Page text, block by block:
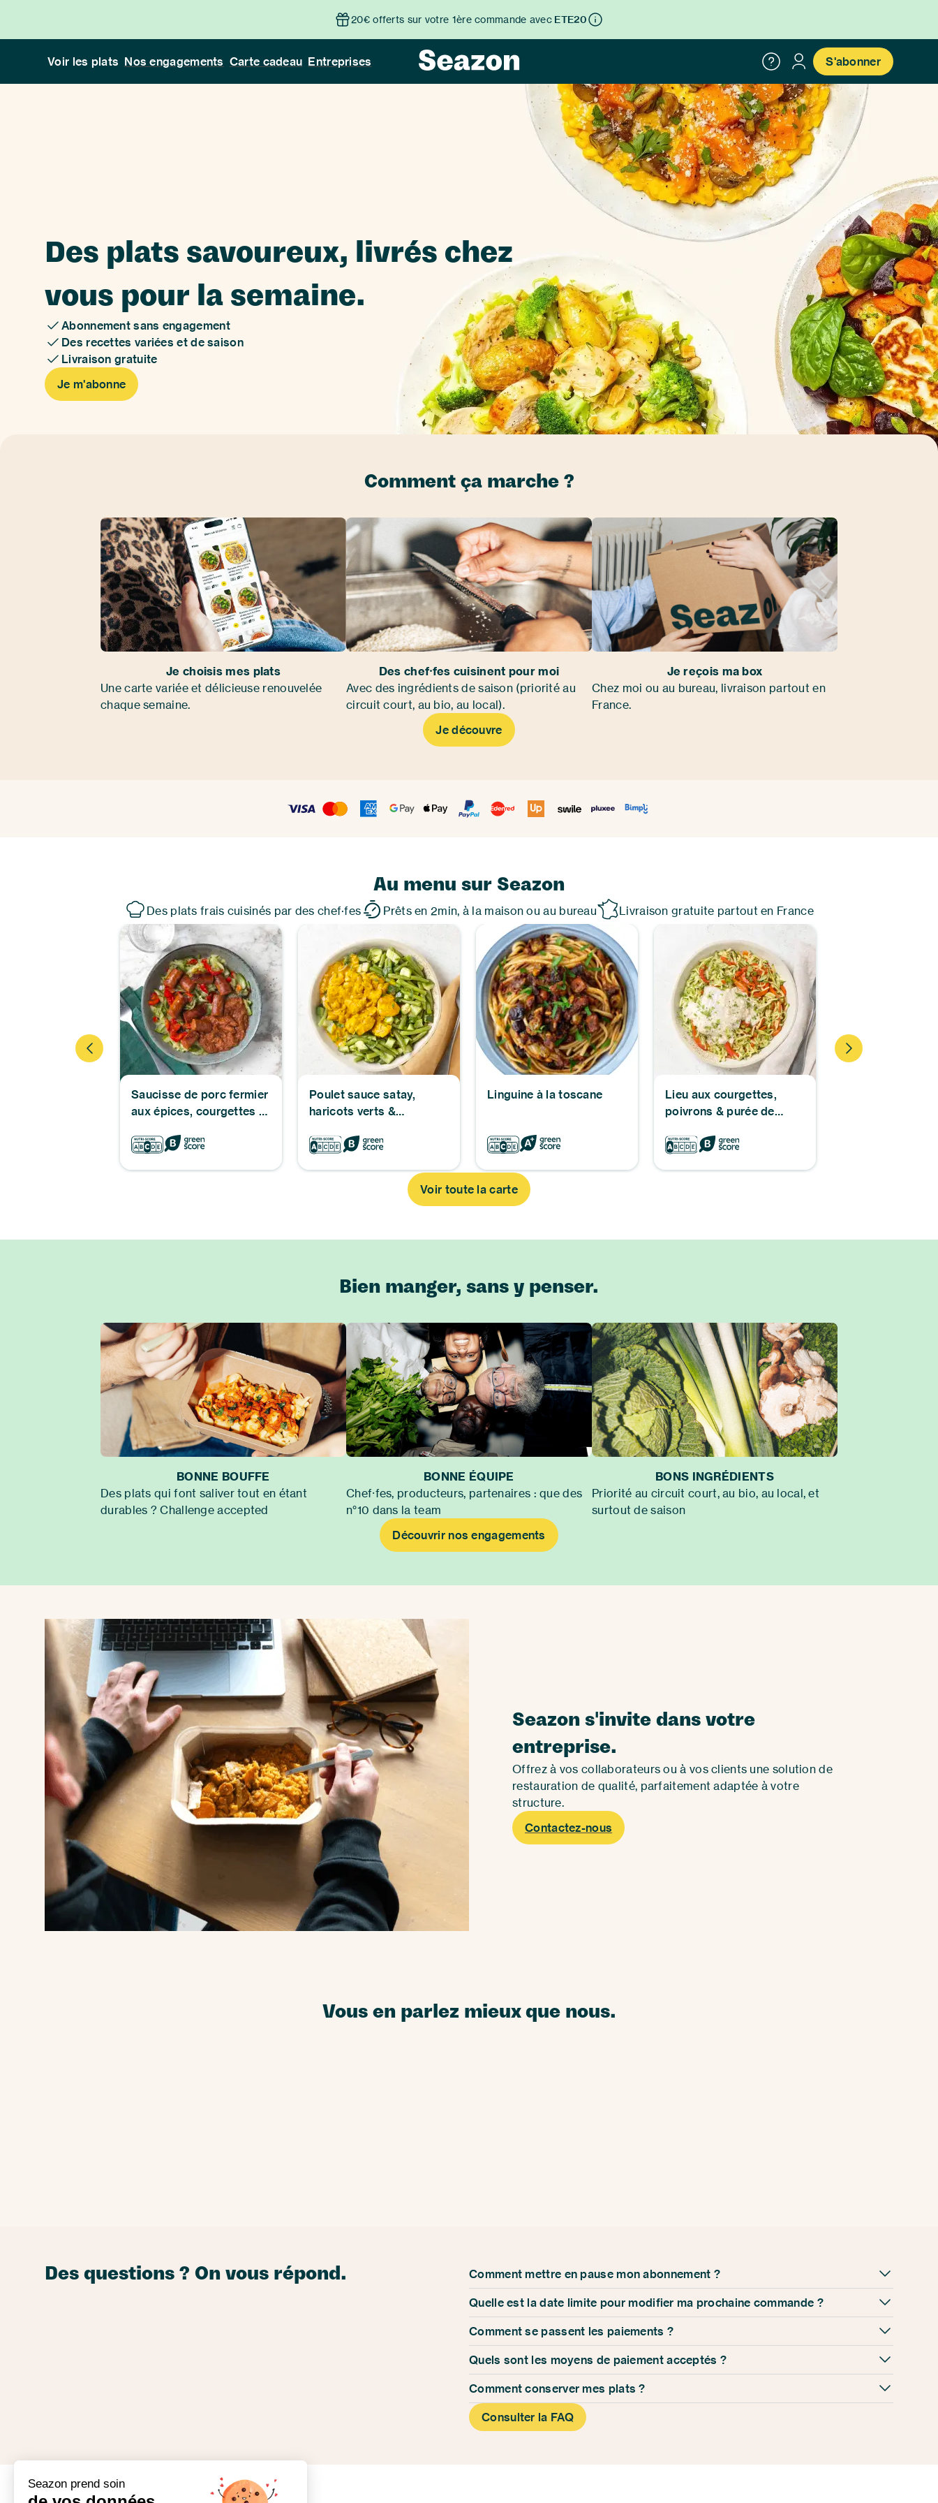
Seazon prend soin
20€ offerts sur votre 1ère commande avec ETE20
Voir les plats Nos engagements Carte cadeau Entreprises S'abonner
Des plats savoureux, livrés chez
vous pour la semaine.
Abonnement sans engagement
Des recettes variées et de saison
Livraison gratuite
Je m'abonne
Comment ça marche ?
Je choisis mes plats
Une carte variée et délicieuse renouvelée
chaque semaine.
Des chef⸱fes cuisinent pour moi
Avec des ingrédients de saison (priorité au
circuit court, au bio, au local).
Je reçois ma box
Chez moi ou au bureau, livraison partout en
France.
Je découvre
Au menu sur Seazon
Des plats frais cuisinés par des chef·fes Prêts en 2min, à la maison ou au bureau Livraison gratuite partout en France
Saucisse de porc fermier
aux épices, courgettes &
Poulet sauce satay,
haricots verts &
Linguine à la toscane
Lieu aux courgettes,
poivrons & purée de
Voir toute la carte
Bien manger, sans y penser.
BONNE BOUFFE
Des plats qui font saliver tout en étant
durables ? Challenge accepted
BONNE ÉQUIPE
Chef⸱fes, producteurs, partenaires : que des
n°10 dans la team
BONS INGRÉDIENTS
Priorité au circuit court, au bio, au local, et
surtout de saison
Découvrir nos engagements
Seazon s'invite dans votre
entreprise.
Offrez à vos collaborateurs ou à vos clients une solution de
restauration de qualité, parfaitement adaptée à votre
structure.
Contactez-nous
Vous en parlez mieux que nous.
Des questions ? On vous répond. Comment mettre en pause mon abonnement ?
Quelle est la date limite pour modifier ma prochaine commande ?
Comment se passent les paiements ?
Quels sont les moyens de paiement acceptés ?
Comment conserver mes plats ?
Consulter la FAQ